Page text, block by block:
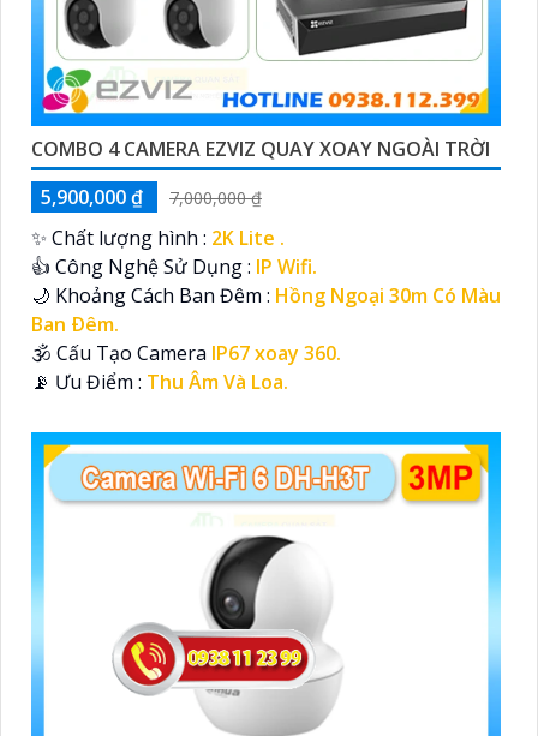
COMBO 4 CAMERA EZVIZ QUAY XOAY NGOÀI TRỜI
5,900,000 ₫
7,000,000 ₫
✨ Chất lượng hình : 2K Lite .
👍 Công Nghệ Sử Dụng : IP Wifi.
🌙 Khoảng Cách Ban Đêm : Hồng Ngoại 30m Có Màu
Ban Ðêm.
🕉️ Cấu Tạo Camera IP67 xoay 360.
️📡 Ưu Điểm : Thu Âm Và Loa.